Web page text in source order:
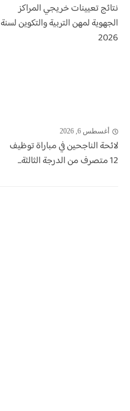
نتائج تعيينات خريجي المراكز
الجهوية لمهن التربية والتكوين لسنة
2026
أغسطس 6, 2026
لائحة الناجحين في مباراة توظيف
12 متصرف من الدرجة الثالثة...